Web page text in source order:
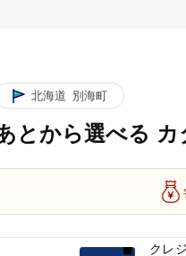
北海道 別海町
とから選べる カ
クレ